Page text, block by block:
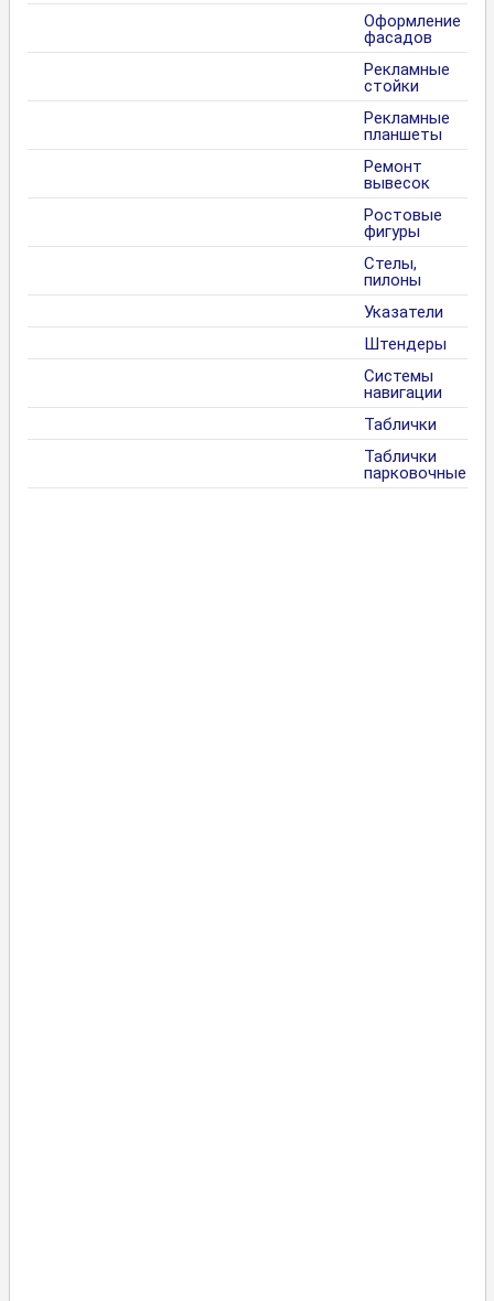
Оформление
фасадов
Рекламные
стойки
Рекламные
планшеты
Ремонт
вывесок
Ростовые
фигуры
Стелы,
пилоны
Указатели
Штендеры
Системы
навигации
Таблички
Таблички
парковочные